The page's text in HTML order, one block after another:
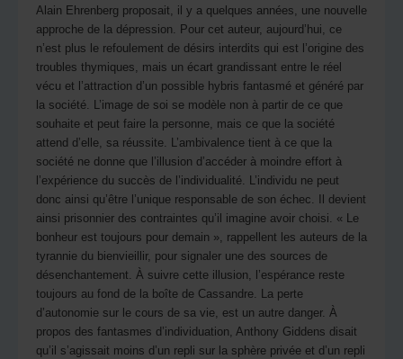
Alain Ehrenberg proposait, il y a quelques années, une nouvelle
approche de la dépression. Pour cet auteur, aujourd’hui, ce
n’est plus le refoulement de désirs interdits qui est l’origine des
troubles thymiques, mais un écart grandissant entre le réel
vécu et l’attraction d’un possible hybris fantasmé et généré par
la société. L’image de soi se modèle non à partir de ce que
souhaite et peut faire la personne, mais ce que la société
attend d’elle, sa réussite. L’ambivalence tient à ce que la
société ne donne que l’illusion d’accéder à moindre effort à
l’expérience du succès de l’individualité. L’individu ne peut
donc ainsi qu’être l’unique responsable de son échec. Il devient
ainsi prisonnier des contraintes qu’il imagine avoir choisi. « Le
bonheur est toujours pour demain », rappellent les auteurs de la
tyrannie du bienvieillir, pour signaler une des sources de
désenchantement. À suivre cette illusion, l’espérance reste
toujours au fond de la boîte de Cassandre. La perte
d’autonomie sur le cours de sa vie, est un autre danger. À
propos des fantasmes d’individuation, Anthony Giddens disait
qu’il s’agissait moins d’un repli sur la sphère privée et d’un repli